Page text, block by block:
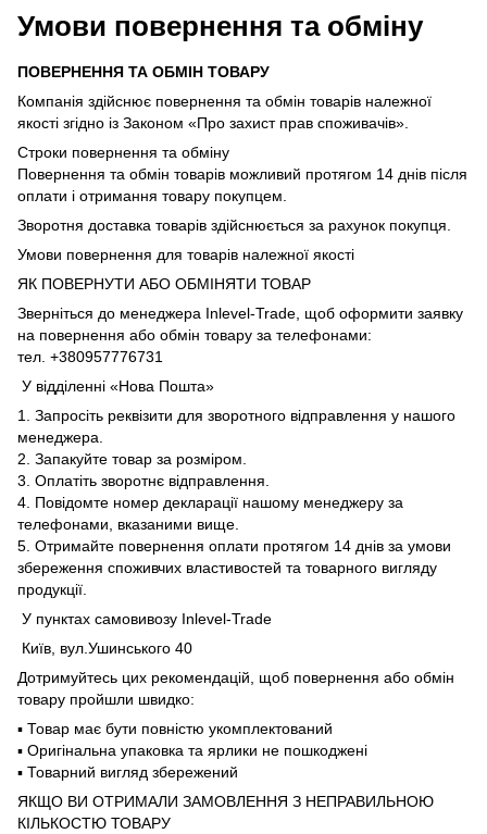
Умови повернення та обміну
ПОВЕРНЕННЯ ТА ОБМІН ТОВАРУ
Компанія здійснює повернення та обмін товарів належної
якості згідно із Законом «Про захист прав споживачів».
Строки повернення та обміну
Повернення та обмін товарів можливий протягом 14 днів після
оплати і отримання товару покупцем.
Зворотня доставка товарів здійснюється за рахунок покупця.
Умови повернення для товарів належної якості
ЯК ПОВЕРНУТИ АБО ОБМІНЯТИ ТОВАР
Зверніться до менеджера Inlevel-Trade, щоб оформити заявку
на повернення або обмін товару за телефонами:
тел. +380957776731
У відділенні «Нова Пошта»
1. Запросіть реквізити для зворотного відправлення у нашого
менеджера.
2. Запакуйте товар за розміром.
3. Оплатіть зворотнє відправлення.
4. Повідомте номер декларації нашому менеджеру за
телефонами, вказаними вище.
5. Отримайте повернення оплати протягом 14 днів за умови
збереження споживчих властивостей та товарного вигляду
продукції.
У пунктах самовивозу Inlevel-Trade
Київ, вул.Ушинського 40
Дотримуйтесь цих рекомендацій, щоб повернення або обмін
товару пройшли швидко:
▪️ Товар має бути повністю укомплектований
▪️ Оригінальна упаковка та ярлики не пошкоджені
▪️ Товарний вигляд збережений
ЯКЩО ВИ ОТРИМАЛИ ЗАМОВЛЕННЯ З НЕПРАВИЛЬНОЮ
КІЛЬКОСТЮ ТОВАРУ